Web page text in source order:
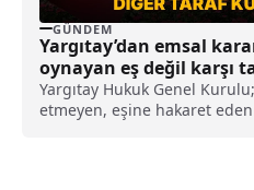
GÜNDEM
Yargıtay’dan emsal
oynayan eş değil karşı
kusurlu sayıldı
Yargıtay Hukuk Genel
etmeyen, eşine hakaret